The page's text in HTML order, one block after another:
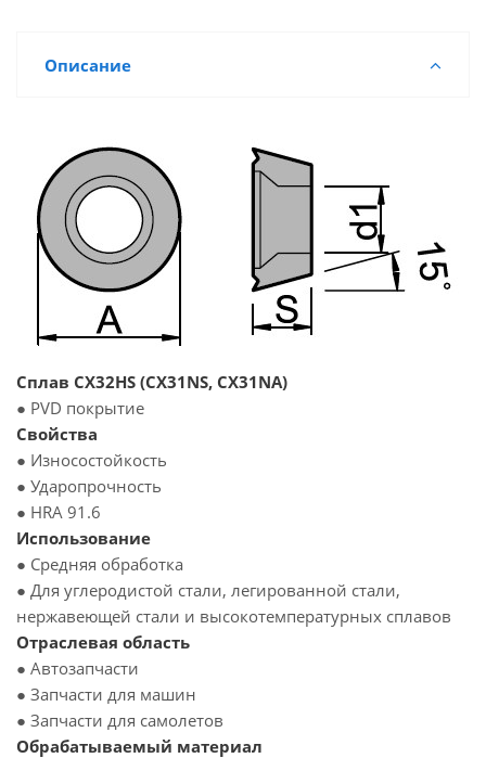
Описание
Сплав CX32HS (CX31NS, CX31NA)
● PVD покрытие
Свойства
● Износостойкость
● Ударопрочность
● HRA 91.6
Использование
● Средняя обработка
● Для углеродистой стали, легированной стали,
нержавеющей стали и высокотемпературных сплавов
Отраслевая область
● Автозапчасти
● Запчасти для машин
● Запчасти для самолетов
Обрабатываемый материал